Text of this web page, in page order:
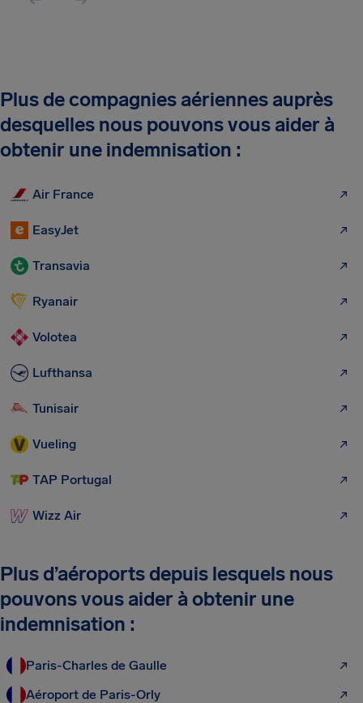
Plus de compagnies aériennes auprès
desquelles nous pouvons vous aider à
obtenir une indemnisation :
Air France
EasyJet
Transavia
Ryanair
Volotea
Lufthansa
Tunisair
Vueling
TAP Portugal
Wizz Air
Plus d’aéroports depuis lesquels nous
pouvons vous aider à obtenir une
indemnisation :
Paris-Charles de Gaulle
Aéroport de Paris-Orly